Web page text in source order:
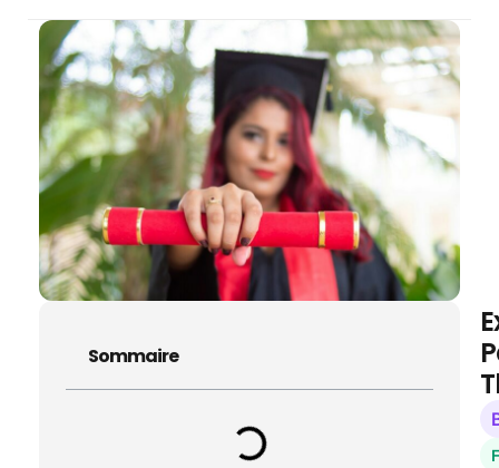
Sommaire